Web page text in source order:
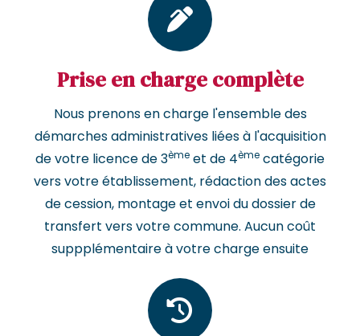
Prise en charge complète
Nous prenons en charge l'ensemble des
démarches administratives liées à l'acquisition
de votre licence de 3ème et de 4ème catégorie
vers votre établissement, rédaction des actes
de cession, montage et envoi du dossier de
transfert vers votre commune. Aucun coût
suppplémentaire à votre charge ensuite